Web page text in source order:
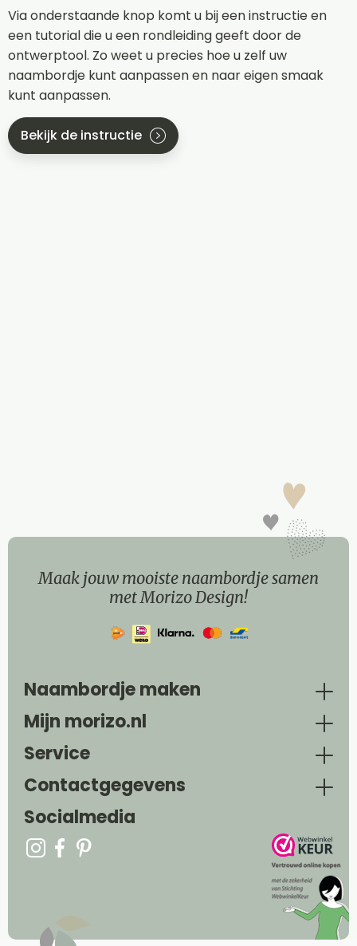
Via onderstaande knop komt u bij een instructie en
een tutorial die u een rondleiding geeft door de
ontwerptool. Zo weet u precies hoe u zelf uw
naambordje kunt aanpassen en naar eigen smaak
kunt aanpassen.
Bekijk de instructie
Maak jouw mooiste naambordje samen
met Morizo Design!
Naambordje maken
Mijn morizo.nl
Service
Contactgegevens
Socialmedia